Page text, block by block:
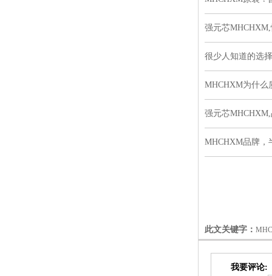
强元芯
很少人知道的选
MHCHXM为什么
强元芯
MHCHXM品牌，
此文关键字：
我要评论: